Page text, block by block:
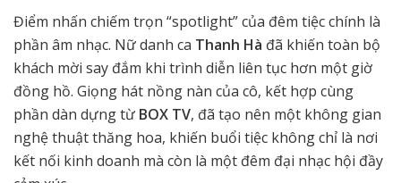
Điểm nhấn chiếm trọn “spotlight” của đêm tiệc chính là
phần âm nhạc. Nữ danh ca Thanh Hà đã khiến toàn bộ
khách mời say đắm khi trình diễn liên tục hơn một giờ
đồng hồ. Giọng hát nồng nàn của cô, kết hợp cùng
phần dàn dựng từ BOX TV, đã tạo nên một không gian
nghệ thuật thăng hoa, khiến buổi tiệc không chỉ là nơi
kết nối kinh doanh mà còn là một đêm đại nhạc hội đầy